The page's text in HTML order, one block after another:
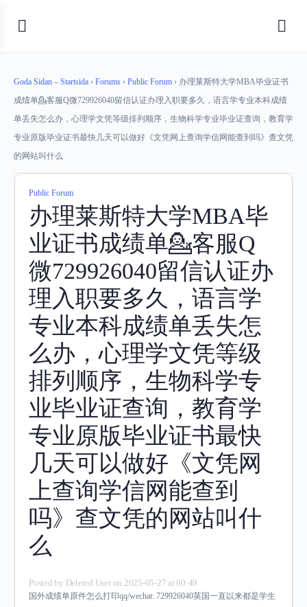
Goda Sidan – Startsida › Forums › Public Forum › 办理莱斯特大学MBA毕业证书
成绩单💁客服Q微729926040留信认证办理入职要多久，语言学专业本科成绩
单丢失怎么办，心理学文凭等级排列顺序，生物科学专业毕业证查询，教育学
专业原版毕业证书最快几天可以做好《文凭网上查询学信网能查到吗》查文凭
的网站叫什么
Public Forum
办理莱斯特大学MBA毕
业证书成绩单💁客服Q
微729926040留信认证办
理入职要多久，语言学
专业本科成绩单丢失怎
么办，心理学文凭等级
排列顺序，生物科学专
业毕业证查询，教育学
专业原版毕业证书最快
几天可以做好《文凭网
上查询学信网能查到
吗》查文凭的网站叫什
么
Posted by Deleted User on 2025-05-27 at 00:49
国外成绩单原件怎么打印qq/wechat: 729926040英国一直以来都是学生